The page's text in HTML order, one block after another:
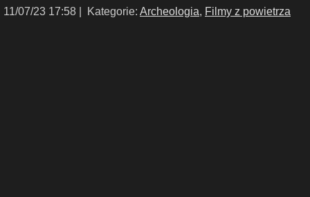
11/07/23 17:58 | Kategorie: Archeologia, Filmy z powietrza